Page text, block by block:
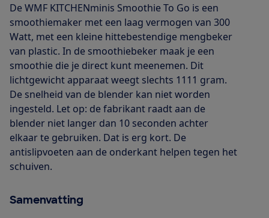
De WMF KITCHENminis Smoothie To Go is een
smoothiemaker met een laag vermogen van 300
Watt, met een kleine hittebestendige mengbeker
van plastic. In de smoothiebeker maak je een
smoothie die je direct kunt meenemen. Dit
lichtgewicht apparaat weegt slechts 1111 gram.
De snelheid van de blender kan niet worden
ingesteld. Let op: de fabrikant raadt aan de
blender niet langer dan 10 seconden achter
elkaar te gebruiken. Dat is erg kort. De
antislipvoeten aan de onderkant helpen tegen het
schuiven.
Samenvatting